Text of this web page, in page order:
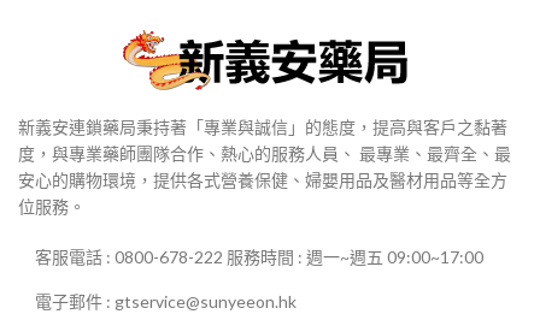
新義安連鎖藥局秉持著「專業與誠信」的態度，提高與客戶之黏著
度，與專業藥師團隊合作、熱心的服務人員、 最專業、最齊全、最
安心的購物環境，提供各式營養保健、婦嬰用品及醫材用品等全方
位服務。
客服電話 : 0800-678-222 服務時間 : 週一~週五 09:00~17:00
電子郵件 : gtservice@sunyeeon.hk